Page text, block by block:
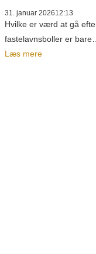
31. januar 202612:13
Hvilke er værd at gå
fastelavnsboller er
Læs mere